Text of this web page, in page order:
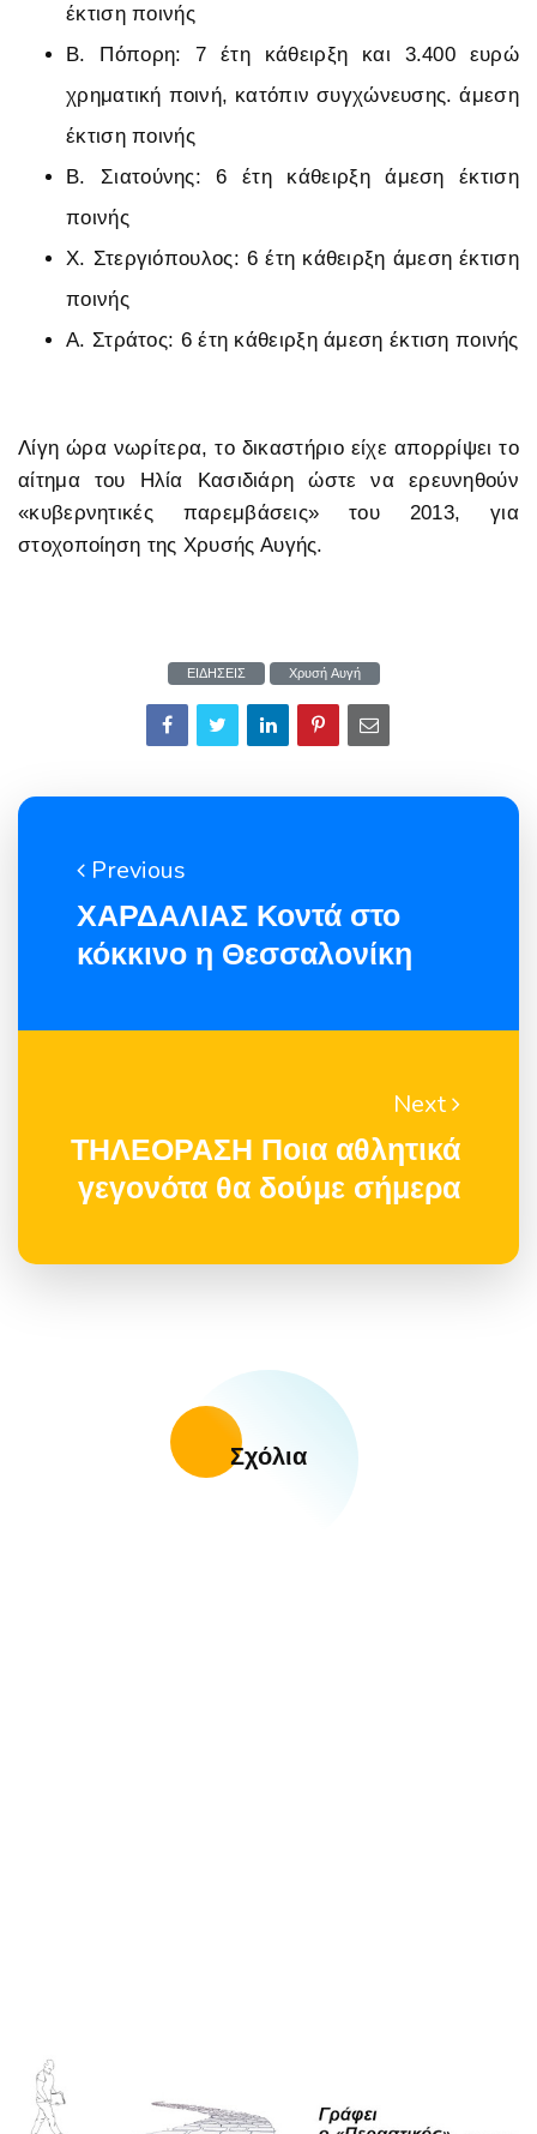
έκτιση ποινής
Β. Πόπορη: 7 έτη κάθειρξη και 3.400 ευρώ
χρηματική ποινή, κατόπιν συγχώνευσης. άμεση
έκτιση ποινής
Β. Σιατούνης: 6 έτη κάθειρξη άμεση έκτιση
ποινής
Χ. Στεργιόπουλος: 6 έτη κάθειρξη άμεση έκτιση
ποινής
Α. Στράτος: 6 έτη κάθειρξη άμεση έκτιση ποινής
Λίγη ώρα νωρίτερα, το δικαστήριο είχε απορρίψει το
αίτημα του Ηλία Κασιδιάρη ώστε να ερευνηθούν
«κυβερνητικές παρεμβάσεις» του 2013, για
στοχοποίηση της Χρυσής Αυγής.
ΕΙΔΗΣΕΙΣ Χρυσή Αυγή
Previous
ΧΑΡΔΑΛΙΑΣ Κοντά στο
κόκκινο η Θεσσαλονίκη
Next
ΤΗΛΕΟΡΑΣΗ Ποια αθλητικά
γεγονότα θα δούμε σήμερα
Σχόλια